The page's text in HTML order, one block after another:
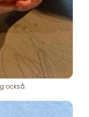
också.